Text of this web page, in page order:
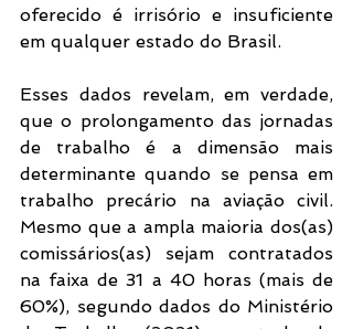
oferecido é irrisório e insuficiente
em qualquer estado do Brasil.
Esses dados revelam, em verdade,
que o prolongamento das jornadas
de trabalho é a dimensão mais
determinante quando se pensa em
trabalho precário na aviação civil.
Mesmo que a ampla maioria dos(as)
comissários(as) sejam contratados
na faixa de 31 a 40 horas (mais de
60%), segundo dados do Ministério